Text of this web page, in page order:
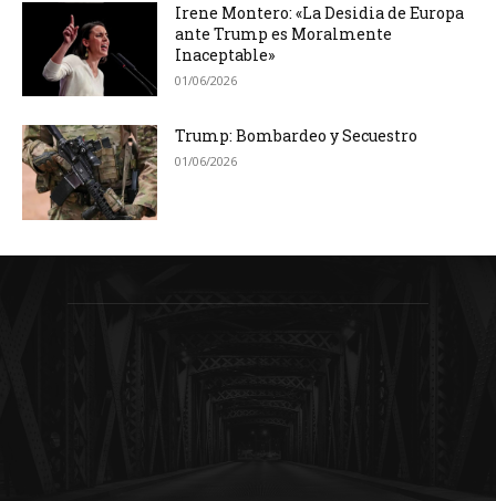
Irene Montero: «La Desidia de Europa
ante Trump es Moralmente
Inaceptable»
01/06/2026
Trump: Bombardeo y Secuestro
01/06/2026